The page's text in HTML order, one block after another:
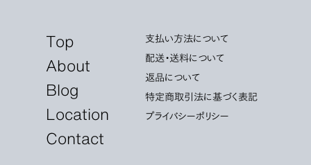
Top
About
Blog
Location
Contact
支払い方法について
配送・送料について
返品について
特定商取引法に基づく表記
プライバシーポリシー